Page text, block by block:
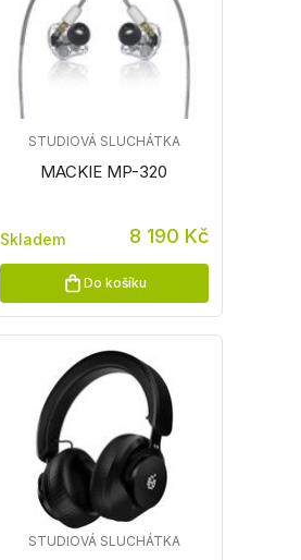
MACKIE MP-320
STUDIOVÁ SLUCHÁTKA
Skladem 8 190 Kč
Do košíku
STUDIOVÁ SLUCHÁTKA